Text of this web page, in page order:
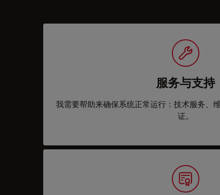
服务与支持
我需要帮助来确保系统正常运行：技术服务、
证。